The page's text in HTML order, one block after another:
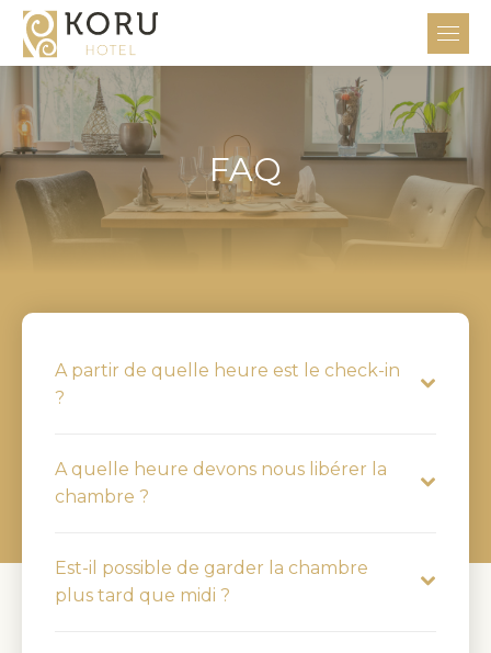
FAQ
A partir de quelle heure est le check-in
?
A quelle heure devons nous libérer la
chambre ?
Est-il possible de garder la chambre
plus tard que midi ?